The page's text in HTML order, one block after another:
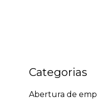
Categorias
Abertura de